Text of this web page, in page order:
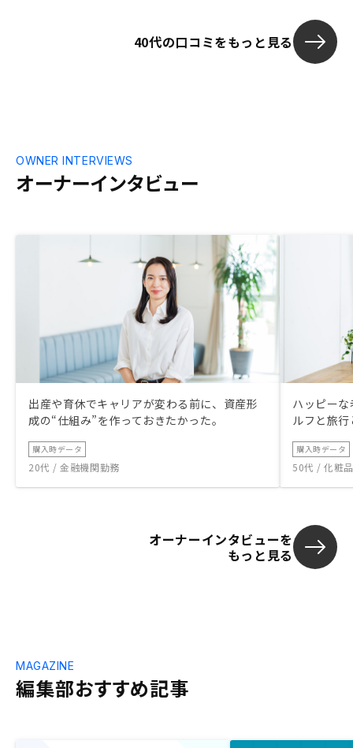
かは個人の判
支バランスの
もいいので早
40代の口コミをもっと見る
オーナーインタビュー
OWNER INTERVIEWS
出産や育休でキャリアが変わる前に、資産形
成の“仕組み”を作っておきたかった。
購入時データ
20代 / 金融機関勤務
ハッピー
ルフと旅
購入時データ
50代 / 化粧
オーナーインタビューを
もっと見る
編集部おすすめ記事
MAGAZINE